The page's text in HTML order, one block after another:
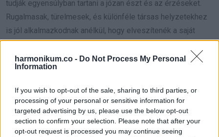
harmonikum.co - Do Not Process My Personal
Information
If you wish to opt-out of the sale, sharing to third parties, or
processing of your personal or sensitive information for
targeted advertising by us, please use the below opt-out
section to confirm your selection. Please note that after your
opt-out request is processed you may continue seeing
tudják egyensúlyban tartani a józan észt és az érzéseket.
Rugalmasak, türelmesek, és különféle társas helyzetekhez
is jól alkalmazkodnak anélkül, hogy elveszítenék a saját
stílusukat.
3. típus, a magabiztos
felfedező